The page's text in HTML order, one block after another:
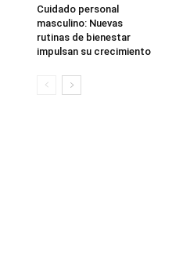
Cuidado personal
masculino: Nuevas
rutinas de bienestar
impulsan su crecimiento